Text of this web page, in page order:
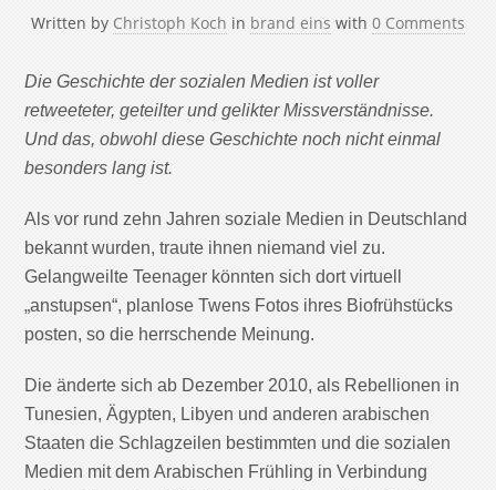
Written by Christoph Koch in brand eins with 0 Comments
Die Geschichte der sozialen Medien ist voller
retweeteter, geteilter und gelikter Missverständnisse.
Und das, obwohl diese Geschichte noch nicht einmal
besonders lang ist.
Als vor rund zehn Jahren soziale Medien in Deutschland
bekannt wurden, traute ihnen niemand viel zu.
Gelangweilte Teenager könnten sich dort virtuell
„anstupsen“, planlose Twens Fotos ihres Biofrühstücks
posten, so die herrschende Meinung.
Die änderte sich ab Dezember 2010, als Rebellionen in
Tunesien, Ägypten, Libyen und anderen arabischen
Staaten die Schlagzeilen bestimmten und die sozialen
Medien mit dem Arabischen Frühling in Verbindung